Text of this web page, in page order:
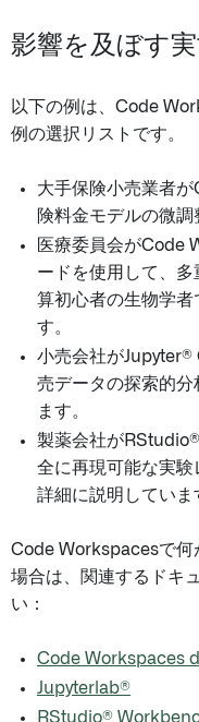
影響を及ぼす
以下の例は、Code
例の選択リストです。
大手保険小売業者
険料金モデルの微調
医療委員会がCode
ードを使用して、
算初心者の生物学者
す。
小売会社がJupyter®
売データの探索的
ます。
製薬会社が
全に再現可能な実
詳細に説明していま
Code Workspacesで何
場合は、関連するドキ
い：
Code Workspaces
Jupyterlab®
RStudio®